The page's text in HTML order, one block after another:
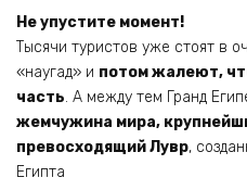
Не упустите момент!
Тысячи туристов уже стоят в
«наугад» и потом жалеют,
часть. А между тем Гранд
жемчужина мира,
превосходящий Лувр,
Египта